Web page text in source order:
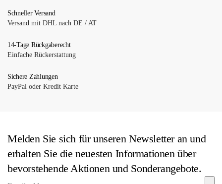
Schneller Versand
Versand mit DHL nach DE / AT
14-Tage Rückgaberecht
Einfache Rückerstattung
Sichere Zahlungen
PayPal oder Kredit Karte
Melden Sie sich für unseren Newsletter an und
erhalten Sie die neuesten Informationen über
bevorstehende Aktionen und Sonderangebote.